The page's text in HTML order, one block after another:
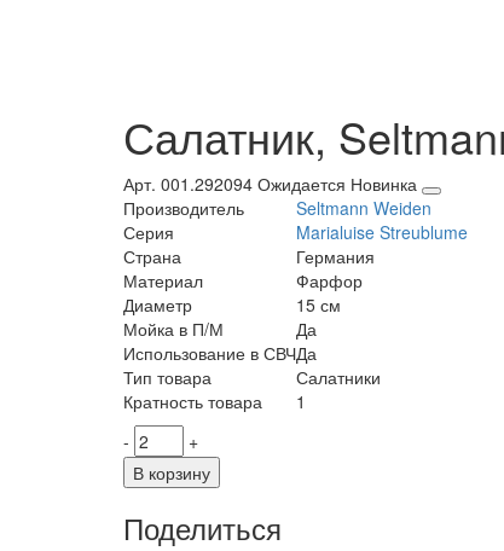
Салатник,
Арт. 001.292094 Ожидается Новинка
Производитель
Seltmann Weiden
Серия
Marialuise Streublume
Страна
Германия
Материал
Фарфор
Диаметр
15 см
Мойка в П/М
Да
Использование в СВЧДа
Тип товара
Салатники
Кратность товара
1
-
+
В корзину
Поделиться